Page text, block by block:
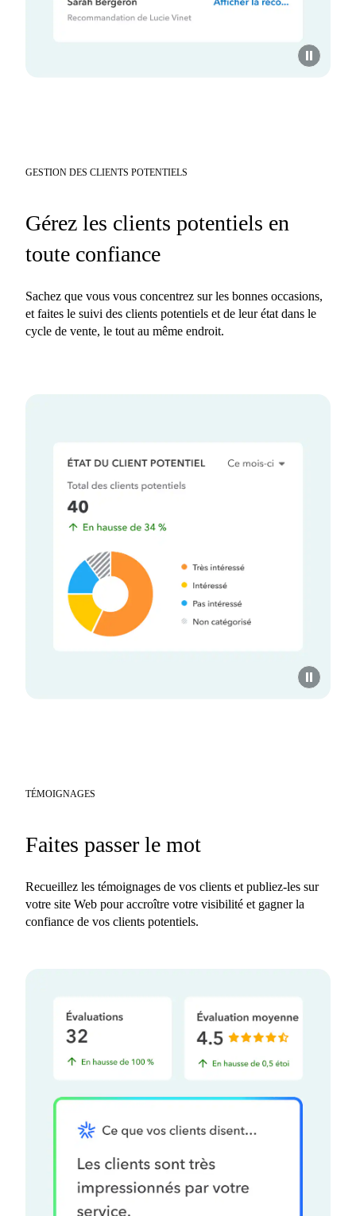
GESTION DES CLIENTS POTENTIELS
Gérez les clients potentiels en
toute confiance
Sachez que vous vous concentrez sur les bonnes occasions,
et faites le suivi des clients potentiels et de leur état dans le
cycle de vente, le tout au même endroit.
TÉMOIGNAGES
Faites passer le mot
Recueillez les témoignages de vos clients et publiez-les sur
votre site Web pour accroître votre visibilité et gagner la
confiance de vos clients potentiels.